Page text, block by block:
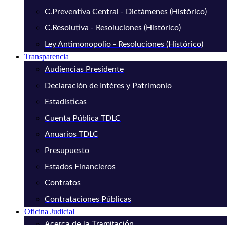
C.Preventiva Central - Dictámenes (Histórico)
C.Resolutiva - Resoluciones (Histórico)
Ley Antimonopolio - Resoluciones (Histórico)
Transparencia
Audiencias Presidente
Declaración de Intéres y Patrimonio
Estadísticas
Cuenta Pública TDLC
Anuarios TDLC
Presupuesto
Estados Financieros
Contratos
Contrataciones Públicas
Oficina Judicial